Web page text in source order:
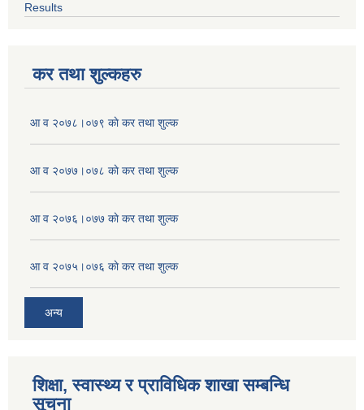
Results
कर तथा शुल्कहरु
आ व २०७८।०७९ काे कर तथा शुल्क
आ व २०७७।०७८ काे कर तथा शुल्क
आ व २०७६।०७७ काे कर तथा शुल्क
आ व २०७५।०७६ काे कर तथा शुल्क
अन्य
शिक्षा, स्वास्थ्य र प्राविधिक शाखा सम्बन्धि
सूचना